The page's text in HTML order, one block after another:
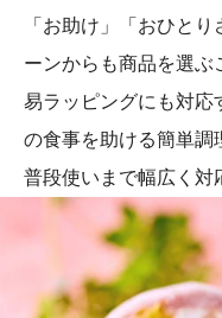
「お助け」「おひと
ーンからも商品を選ぶ
易ラッピングにも対応
の食事を助ける簡単調
普段使いまで幅広く対